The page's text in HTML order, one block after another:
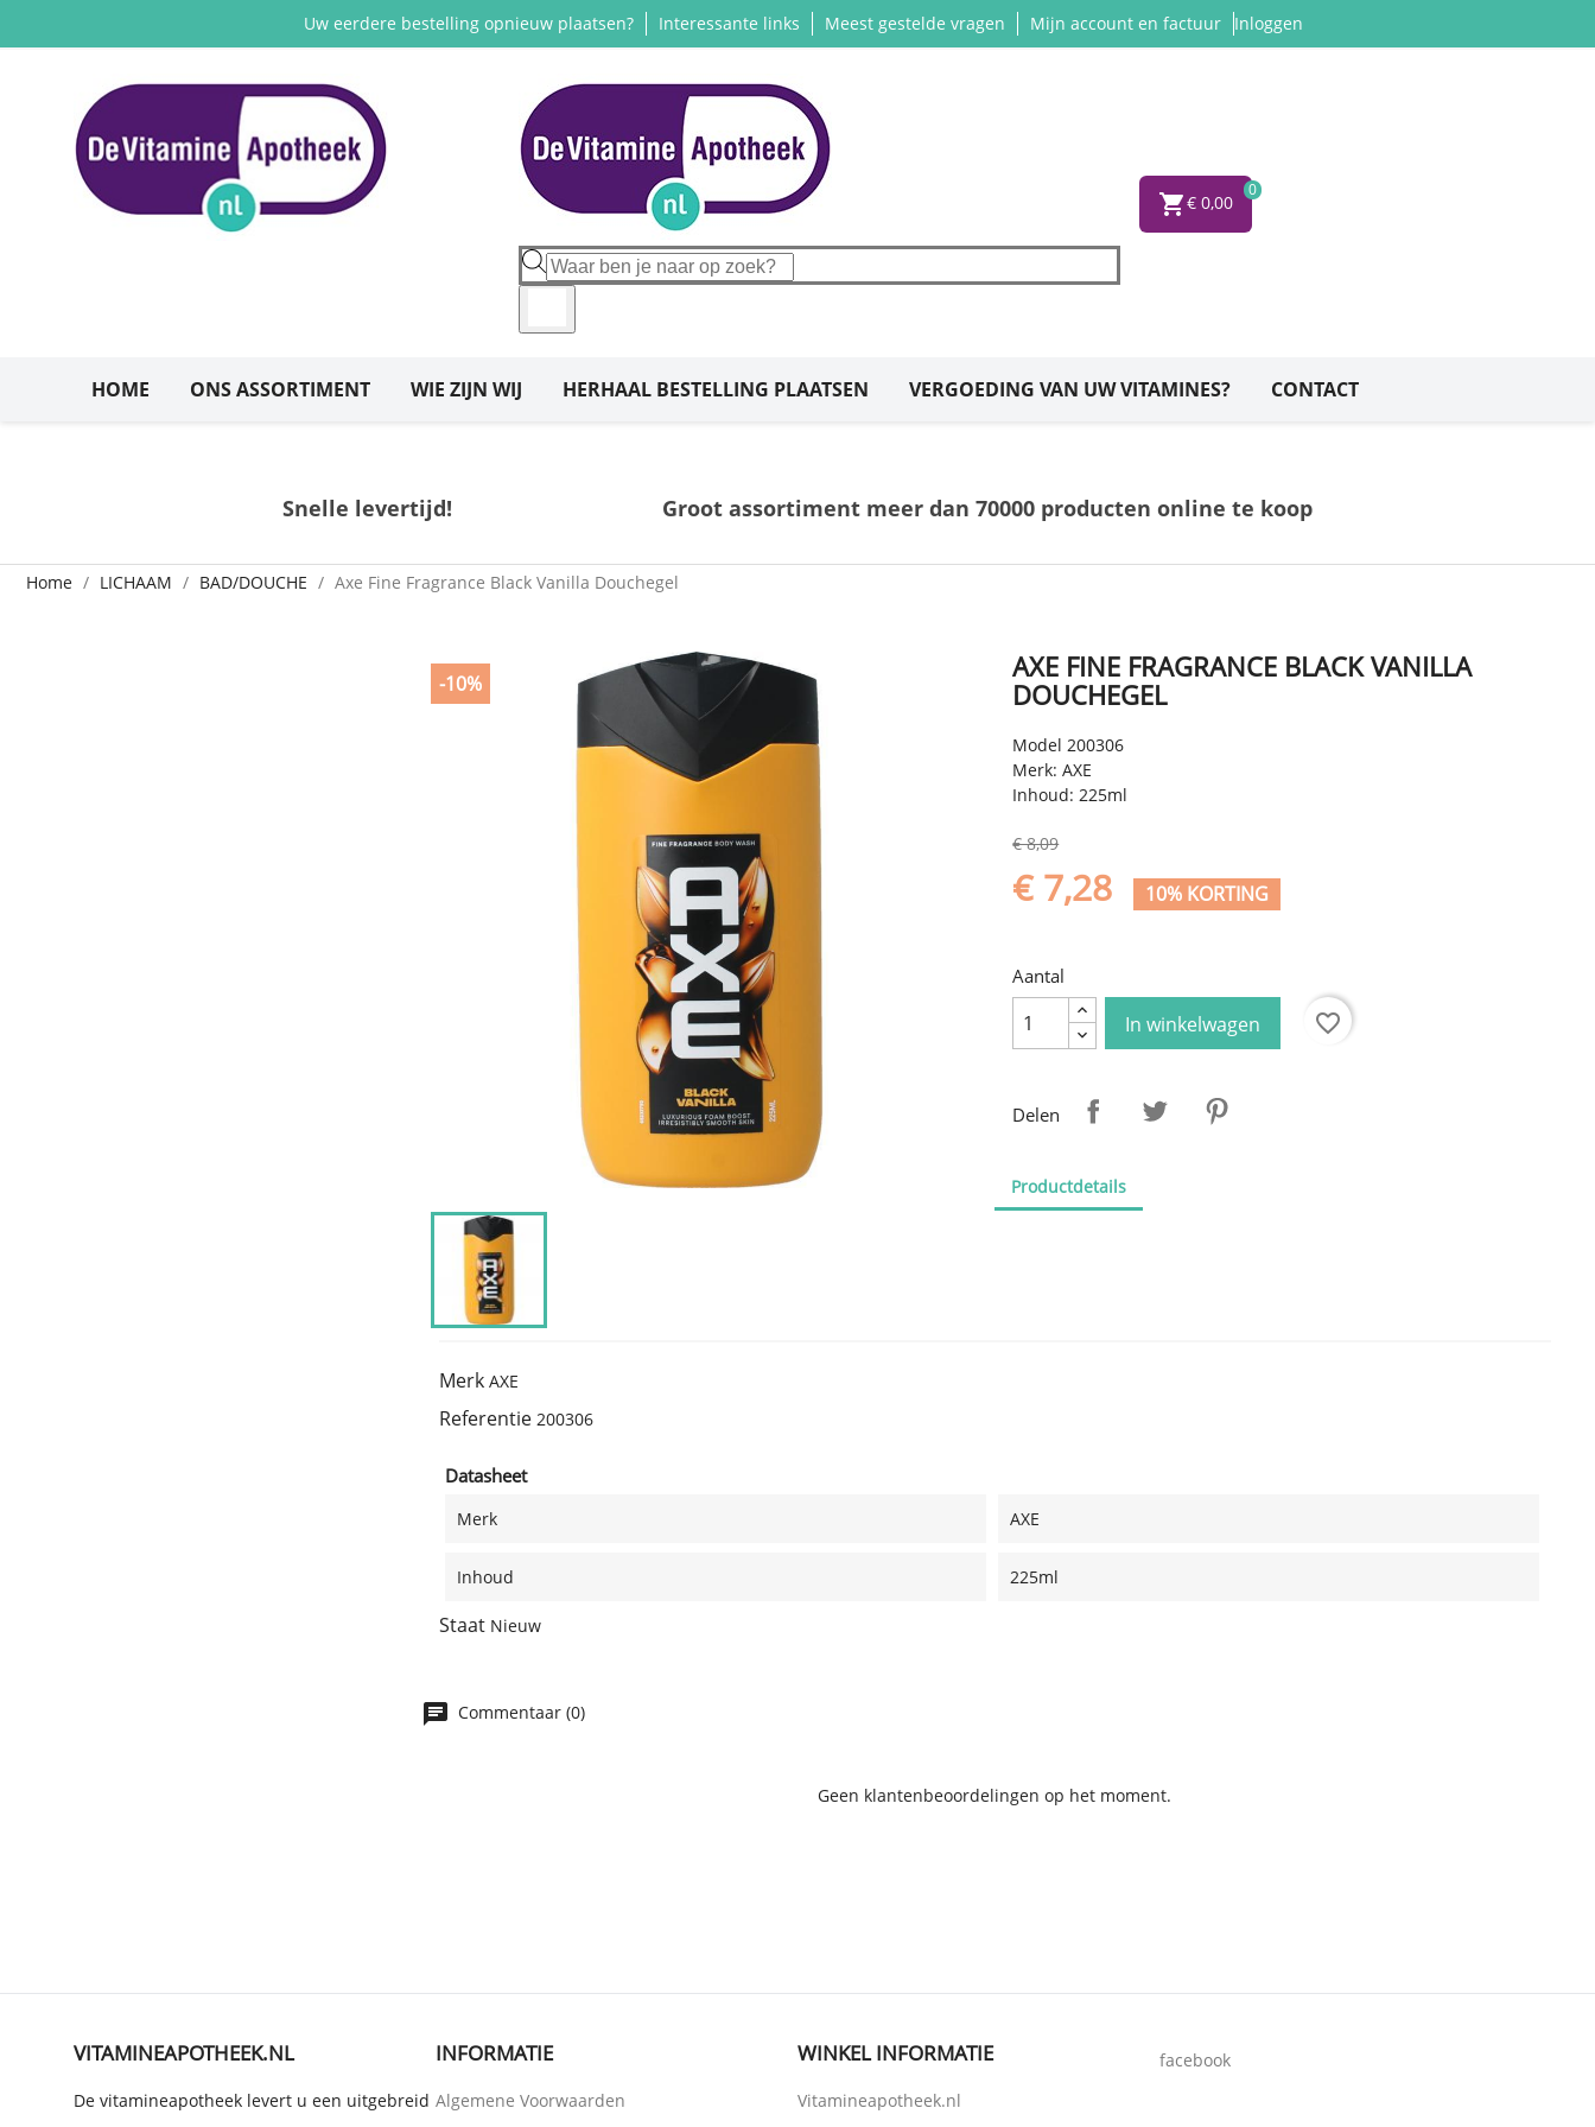
Uw eerdere bestelling opnieuw plaatsen? Interessante links Meest gestelde vragen Mijn account en factuur Inloggen
shopping_cart€ 0,00
0
HOME ONS ASSORTIMENT WIE ZIJN WIJ HERHAAL BESTELLING PLAATSEN VERGOEDING VAN UW VITAMINES? CONTACT
Snelle levertijd! Groot assortiment meer dan 70000 producten online te koop
Home LICHAAM BAD/DOUCHE Axe Fine Fragrance Black Vanilla Douchegel
-10%
AXE FINE FRAGRANCE BLACK VANILLA
DOUCHEGEL
Model 200306
Merk: AXE
Inhoud: 225ml
€ 8,09
€ 7,28 10% KORTING
Aantal
In winkelwagen favorite_border
Delen
Productdetails
Merk AXE
Referentie 200306
Datasheet
Merk AXE
Inhoud 225ml
Staat Nieuw
Commentaar (0)
Geen klantenbeoordelingen op het moment.
VITAMINEAPOTHEEK.NL
De vitamineapotheek levert u een uitgebreid
facebook
INFORMATIE
Algemene Voorwaarden
WINKEL INFORMATIE
Vitamineapotheek.nl